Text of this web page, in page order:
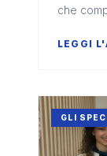
che
meglio"
comuni
LEGGI
GLI